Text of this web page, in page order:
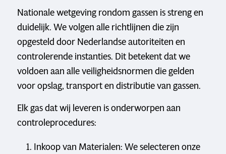
Nationale wetgeving rondom gassen is streng en
duidelijk. We volgen alle richtlijnen die zijn
opgesteld door Nederlandse autoriteiten en
controlerende instanties. Dit betekent dat we
voldoen aan alle veiligheidsnormen die gelden
voor opslag, transport en distributie van gassen.
Elk gas dat wij leveren is onderworpen aan
controleprocedures:
Inkoop van Materialen: We selecteren onze